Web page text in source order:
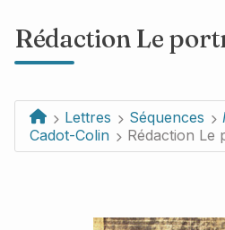
Rédaction Le
Lettres Séquences
Cadot-Colin
Rédaction Le